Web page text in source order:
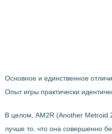
Основное и единственное
Опыт игры практически
В целом, AM2R (Another Metroid
лучше то, что она совершенно